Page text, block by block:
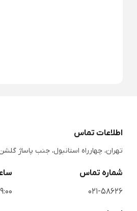
اطلاعات تماس
تهران، چهارراه استانبول، جنب پاساژ گلشن،
شماره تماس
021-58626
09:00 الی